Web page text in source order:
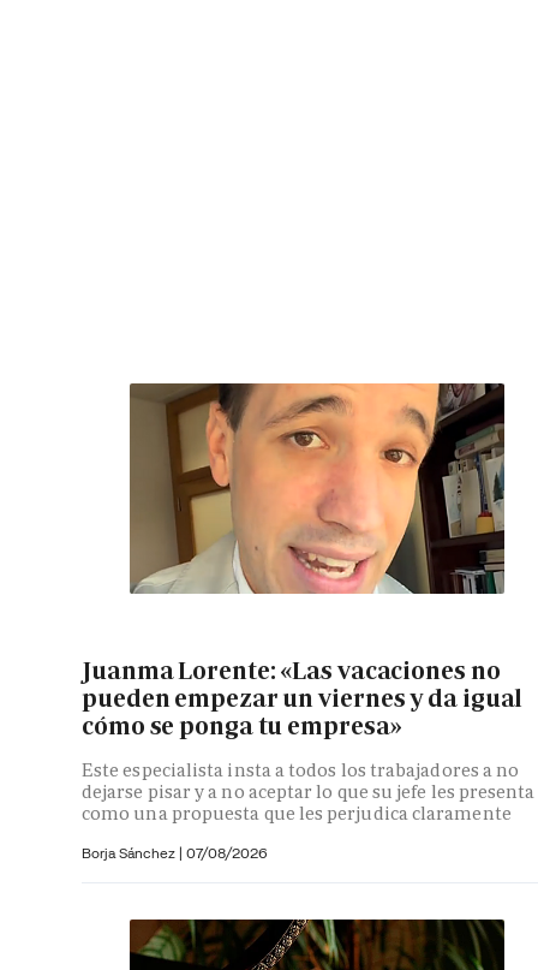
Juanma Lorente: «Las vacaciones no
pueden empezar un viernes y da igual
cómo se ponga tu empresa»
Este especialista insta a todos los trabajadores a no
dejarse pisar y a no aceptar lo que su jefe les presenta
como una propuesta que les perjudica claramente
Borja Sánchez | 07/08/2026